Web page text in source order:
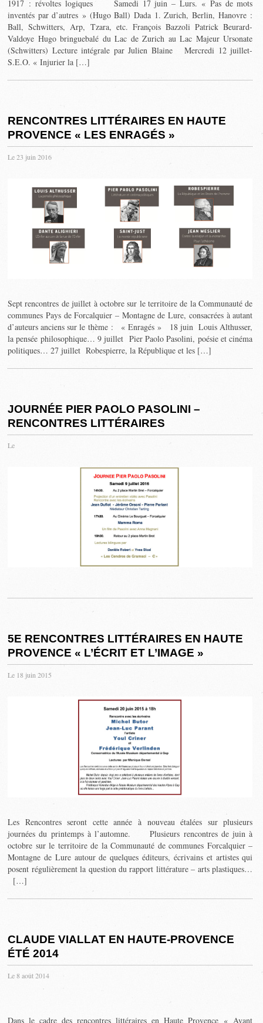
1917 : révoltes logiques Samedi 17 juin – Lurs. « Pas de mots
inventés par d’autres » (Hugo Ball) Dada 1. Zurich, Berlin, Hanovre :
Ball, Schwitters, Arp, Tzara, etc. François Bazzoli Patrick Beurard-
Valdoye Hugo bringuebalé du Lac de Zurich au Lac Majeur Ursonate
(Schwitters) Lecture intégrale par Julien Blaine Mercredi 12 juillet-
S.E.O. « Injurier la […]
RENCONTRES LITTÉRAIRES EN HAUTE
PROVENCE « LES ENRAGÉS »
Le 23 juin 2016
Sept rencontres de juillet à octobre sur le territoire de la Communauté de
communes Pays de Forcalquier – Montagne de Lure, consacrées à autant
d’auteurs anciens sur le thème : « Enragés » 18 juin Louis Althusser,
la pensée philosophique… 9 juillet Pier Paolo Pasolini, poésie et cinéma
politiques… 27 juillet Robespierre, la République et les […]
JOURNÉE PIER PAOLO PASOLINI –
RENCONTRES LITTÉRAIRES
Le
5E RENCONTRES LITTÉRAIRES EN HAUTE
PROVENCE « L’ÉCRIT ET L’IMAGE »
Le 18 juin 2015
Les Rencontres seront cette année à nouveau étalées sur plusieurs
journées du printemps à l’automne. Plusieurs rencontres de juin à
octobre sur le territoire de la Communauté de communes Forcalquier –
Montagne de Lure autour de quelques éditeurs, écrivains et artistes qui
posent régulièrement la question du rapport littérature – arts plastiques…
[…]
CLAUDE VIALLAT EN HAUTE-PROVENCE
ÉTÉ 2014
Le 8 août 2014
Dans le cadre des rencontres littéraires en Haute Provence « Avant